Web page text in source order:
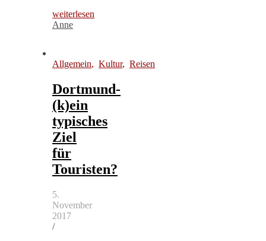
weiterlesen
Anne
Allgemein, Kultur, Reisen
Dortmund-
(k)ein
typisches
Ziel
für
Touristen?
5.
November
2017
/